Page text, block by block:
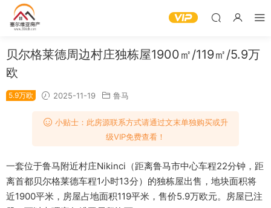
贝尔格莱德周边村庄独栋屋1900㎡/119㎡/5.9万
欧
5.9万欧 2025-11-19 鲁马
小贴士：此房源联系方式请通过文末单独购买或升
级VIP免费查看！
一套位于鲁马附近村庄Nikinci（距离鲁马市中心车程22分钟，距
离首都贝尔格莱德车程1小时13分）的独栋屋出售，地块面积将
近1900平米，房屋占地面积119平米，售价5.9万欧元。房屋已注